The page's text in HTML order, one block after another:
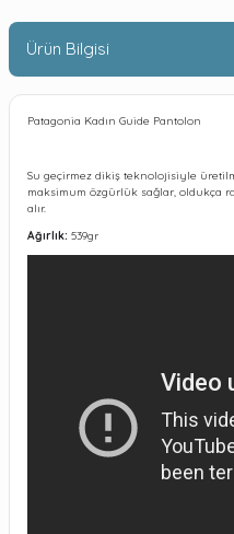
Ürün Bilgisi
Patagonia Kadın Guide Pantolon
Su geçirmez dikiş teknolojisiyle
maksimum özgürlük sağlar, oldukça
alır.
Ağırlık: 539gr